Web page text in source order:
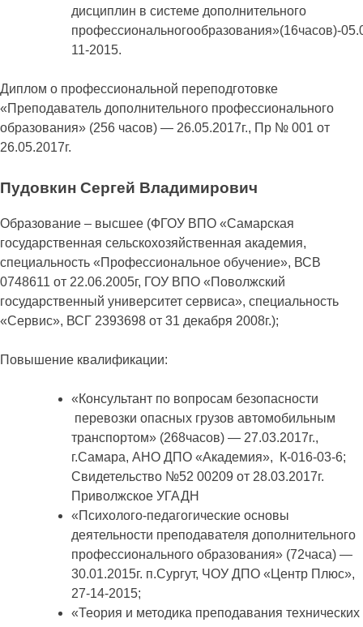
дисциплин в системе дополнительного
профессиональногообразования»(16часов)-
11-2015.
Диплом о профессиональной переподготовке
«Преподаватель дополнительного профессионального
образования» (256 часов) — 26.05.2017г., Пр № 001 от
26.05.2017г.
Пудовкин Сергей Владимирович
Образование – высшее (ФГОУ ВПО «Самарская
государственная сельскохозяйственная академия,
специальность «Профессиональное обучение», ВСВ
0748611 от 22.06.2005г, ГОУ ВПО «Поволжский
государственный университет сервиса», специальность
«Сервис», ВСГ 2393698 от 31 декабря 2008г.);
Повышение квалификации:
«Консультант по вопросам безопасности
перевозки опасных грузов автомобильным
транспортом» (268часов) — 27.03.2017г.,
г.Самара, АНО ДПО «Академия», К-016-03-6;
Свидетельство №52 00209 от 28.03.2017г.
Приволжское УГАДН
«Психолого-педагогические основы
деятельности преподавателя дополнительного
профессионального образования» (72часа) —
30.01.2015г. п.Сургут, ЧОУ ДПО «Центр Плюс»,
27-14-2015;
«Теория и методика преподавания технических